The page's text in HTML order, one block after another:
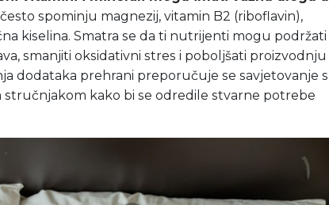
spominju magnezij, vitamin B2 (riboflavin),
kiselina. Smatra se da ti nutrijenti mogu podržati
smanjiti oksidativni stres i poboljšati proizvodnju
dodataka prehrani preporučuje se savjetovanje s
stručnjakom kako bi se odredile stvarne potrebe